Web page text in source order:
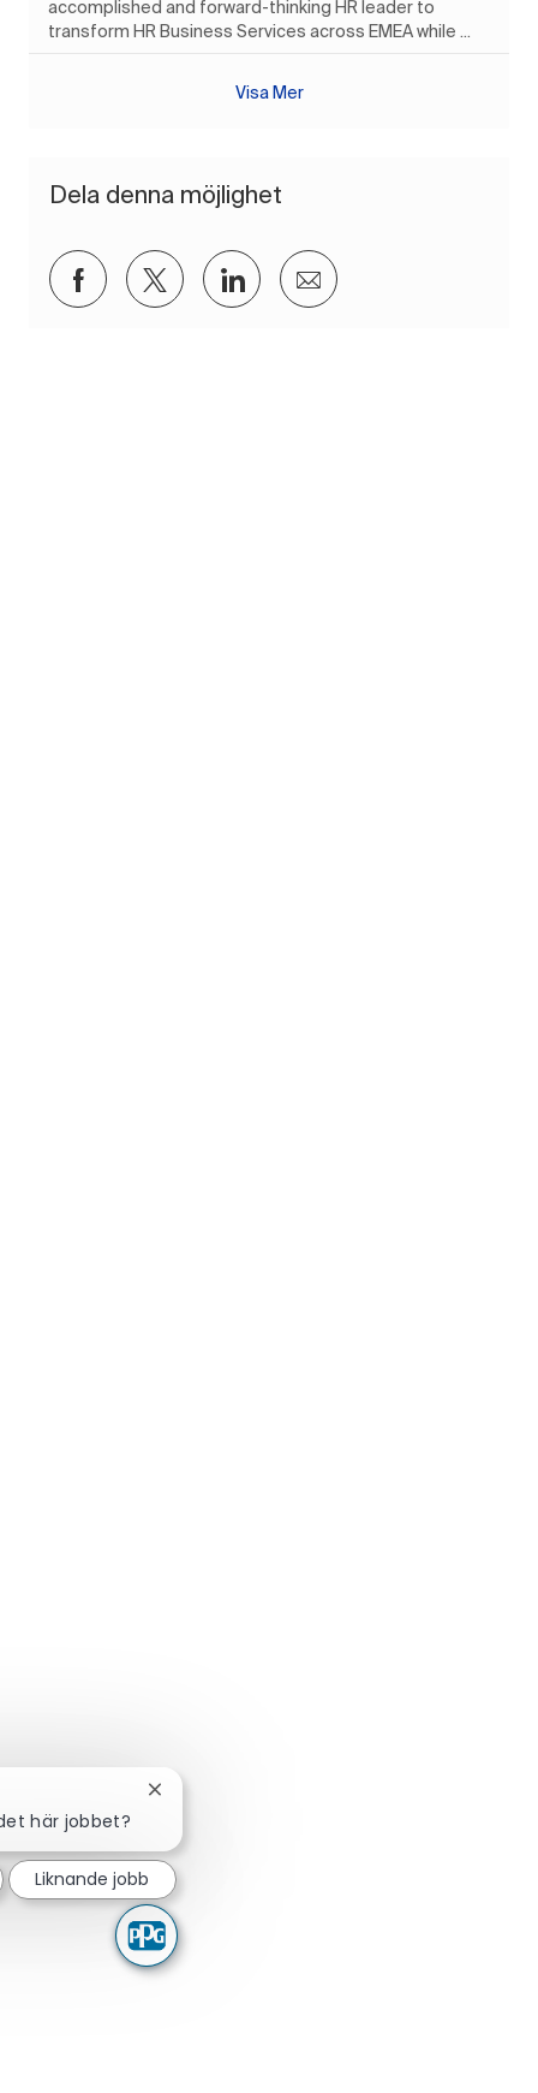
accomplished and forward-thinking HR leader to
transform HR Business Services across EMEA while ...
Visa Mer
Dela denna möjlighet
Dela via Facebook
Dela via twitter
Dela via LinkedIn
Dela via e-post
här jobbet?
Stäng chattbot-avisering
Liknande jobb